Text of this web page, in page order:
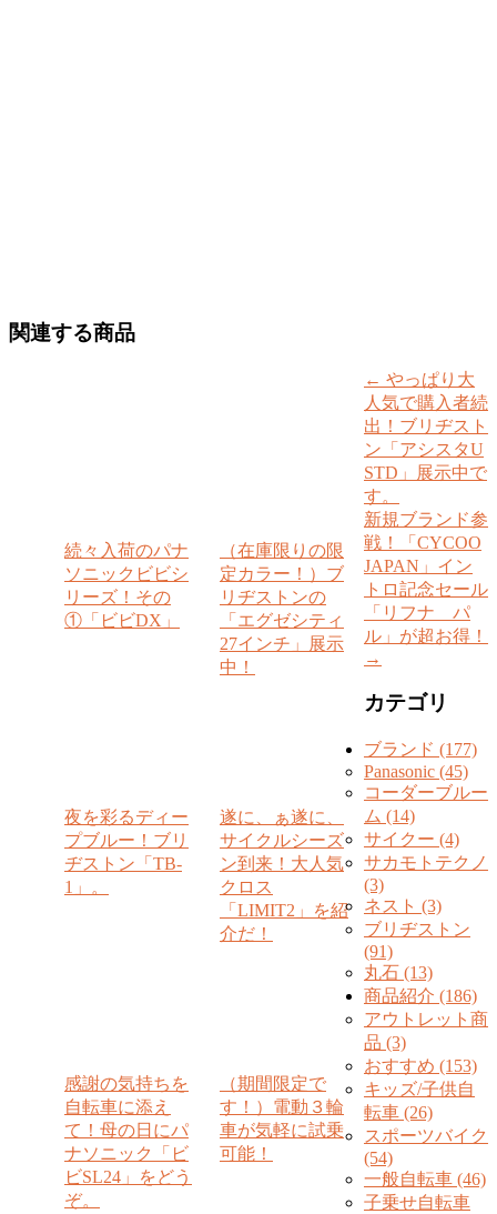
関連する商品
続々入荷のパナ
ソニックビビシ
リーズ！その
①「ビビDX」
（在庫限りの限
定カラー！）ブ
リヂストンの
「エグゼシティ
27インチ」展示
中！
夜を彩るディー
プブルー！ブリ
ヂストン「TB-
1」。
遂に、ぁ遂に、
サイクルシーズ
ン到来！大人気
クロス
「LIMIT2」を紹
介だ！
感謝の気持ちを
自転車に添え
て！母の日にパ
ナソニック「ビ
ビSL24」をどう
ぞ。
（期間限定で
す！）電動３輪
車が気軽に試乗
可能！
← やっぱり大
人気で購入者続
出！ブリヂスト
ン「アシスタU
STD」展示中で
す。
新規ブランド参
戦！「CYCOO
JAPAN」イン
トロ記念セール
「リフナ パ
ル」が超お得！
→
カテゴリ
ブランド (177)
Panasonic (45)
コーダーブルー
ム (14)
サイクー (4)
サカモトテクノ
(3)
ネスト (3)
ブリヂストン
(91)
丸石 (13)
商品紹介 (186)
アウトレット商
品 (3)
おすすめ (153)
キッズ/子供自
転車 (26)
スポーツバイク
(54)
一般自転車 (46)
子乗せ自転車